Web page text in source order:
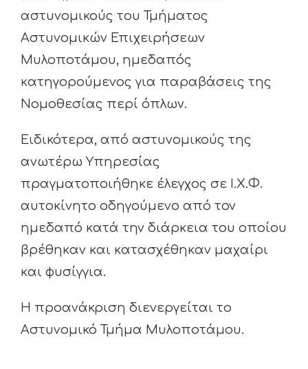
αστυνομικούς του Τμήματος
Αστυνομικών Επιχειρήσεων
Μυλοποτάμου, ημεδαπός
κατηγορούμενος για παραβάσεις της
Νομοθεσίας περί όπλων.
Ειδικότερα, από αστυνομικούς της
ανωτέρω Υπηρεσίας
πραγματοποιήθηκε έλεγχος σε Ι.Χ.Φ.
αυτοκίνητο οδηγούμενο από τον
ημεδαπό κατά την διάρκεια του οποίου
βρέθηκαν και κατασχέθηκαν μαχαίρι
και φυσίγγια.
Η προανάκριση διενεργείται το
Αστυνομικό Τμήμα Μυλοποτάμου.